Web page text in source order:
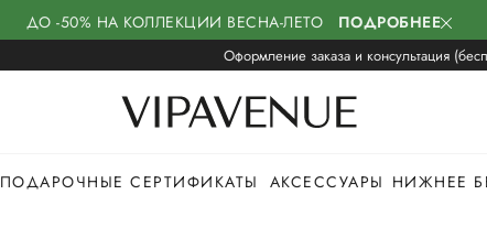
ДО -50% НА КОЛЛЕКЦИИ ВЕСНА-ЛЕТО ПОДРОБНЕЕ
Оформление заказа и консультация
ПОДАРОЧНЫЕ СЕРТИФИКАТЫ АКСЕССУАРЫ НИЖНЕЕ